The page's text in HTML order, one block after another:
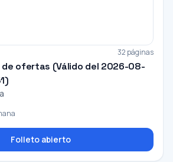
32 páginas
ofertas (Válido del 2026-08-
Folleto abierto